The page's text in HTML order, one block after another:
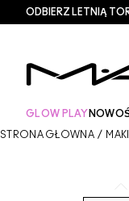
ODBIERZ LETNIĄ
GLOW PLAY
STRONA GŁÓWNA /